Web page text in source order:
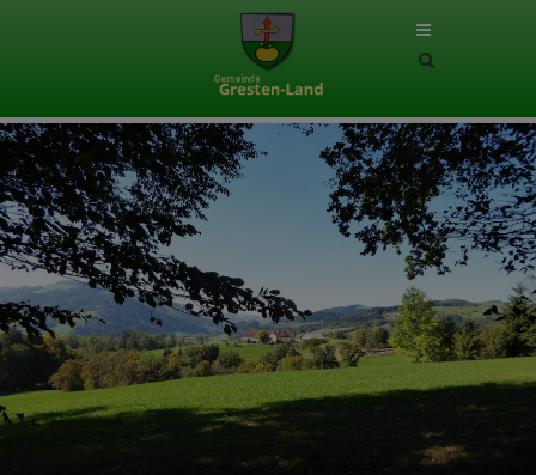
Site